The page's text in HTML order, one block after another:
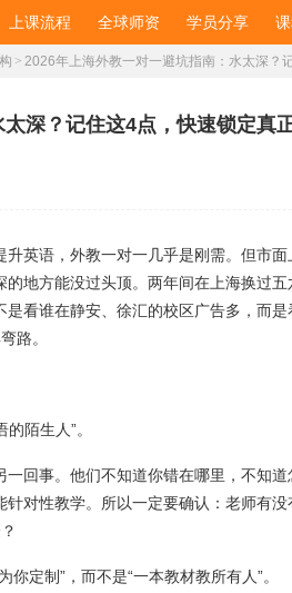
上课流程 全球师资 学员分享
> 2026年上海外教一对一避坑指南：水太深？
深？记住这4点，快速锁定真
英语，外教一对一几乎是刚需。但市
地方能没过头顶。两年间在上海换过
看谁在静安、徐汇的校区广告多，而是
路。
陌生人”。
回事。他们不知道你错在哪里，不知
对性教学。所以一定要确认：老师有
定制”，而不是“一本教材教所有人”。